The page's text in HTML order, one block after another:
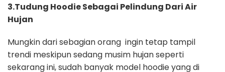
3.Tudung Hoodie Sebagai Pelindung Dari Air
Hujan
Mungkin dari sebagian orang ingin tetap tampil
trendi meskipun sedang musim hujan seperti
sekarang ini, sudah banyak model hoodie yang di